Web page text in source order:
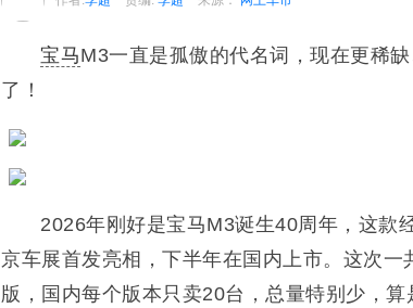
宝马M3一直是孤傲的代名词，现在更稀
了！
2026年刚好是宝马M3诞生40周年，这款
京车展首发亮相，下半年在国内上市。这次
版，国内每个版本只卖20台，总量特别少，